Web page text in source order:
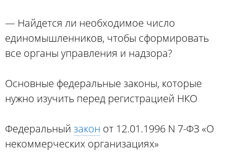
— Найдется ли необходимое число
единомышленников, чтобы сформировать
все органы управления и надзора?
Основные федеральные законы, которые
нужно изучить перед регистрацией НКО
Федеральный закон от 12.01.1996 N 7-ФЗ «О
некоммерческих организациях»